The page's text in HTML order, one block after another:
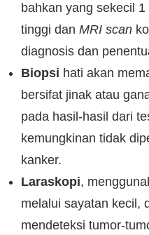
bahkan yang sekecil 1
tinggi dan MRI scan
diagnosis dan
Biopsi hati akan
bersifat jinak atau
pada hasil-hasil dari
kemungkinan tidak
kanker.
Laraskopi,
melalui sayatan kecil,
mendeteksi tumor-